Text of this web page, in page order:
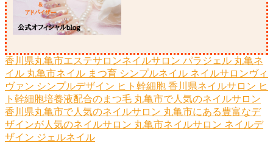
香川県丸亀市エステサロンネイルサロン パラジェル 丸亀ネ
イル 丸亀市ネイル まつ育 シンプルネイル ネイルサロンヴィ
ヴァン シンプルデザイン ヒト幹細胞 香川県ネイルサロン ヒ
ト幹細胞培養液配合のまつ毛 丸亀市で人気のネイルサロン
香川県丸亀市で人気のネイルサロン 丸亀市にある豊富なデ
ザインが人気のネイルサロン 丸亀市ネイルサロン ネイルデ
ザイン ジェルネイル